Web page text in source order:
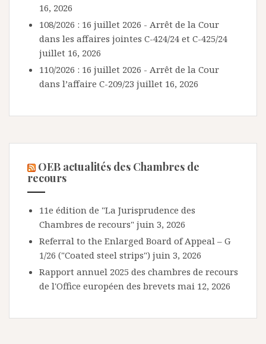
16, 2026
108/2026 : 16 juillet 2026 - Arrêt de la Cour
dans les affaires jointes C-424/24 et C-425/24
juillet 16, 2026
110/2026 : 16 juillet 2026 - Arrêt de la Cour
dans l’affaire C-209/23 juillet 16, 2026
OEB actualités des Chambres de
recours
11e édition de "La Jurisprudence des
Chambres de recours" juin 3, 2026
Referral to the Enlarged Board of Appeal – G
1/26 ("Coated steel strips") juin 3, 2026
Rapport annuel 2025 des chambres de recours
de l'Office européen des brevets mai 12, 2026